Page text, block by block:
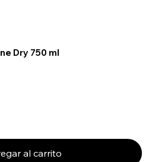
Dry 750 ml
al carrito